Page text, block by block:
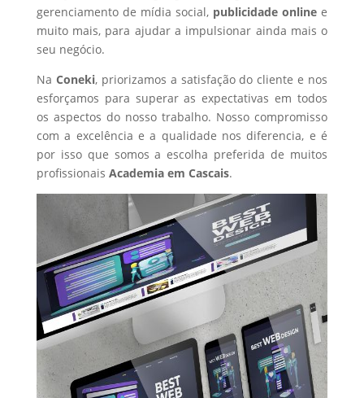
gerenciamento de mídia social, publicidade online e
muito mais, para ajudar a impulsionar ainda mais o
seu negócio.
Na Coneki, priorizamos a satisfação do cliente e nos
esforçamos para superar as expectativas em todos
os aspectos do nosso trabalho. Nosso compromisso
com a excelência e a qualidade nos diferencia, e é
por isso que somos a escolha preferida de muitos
profissionais Academiaem Cascais.